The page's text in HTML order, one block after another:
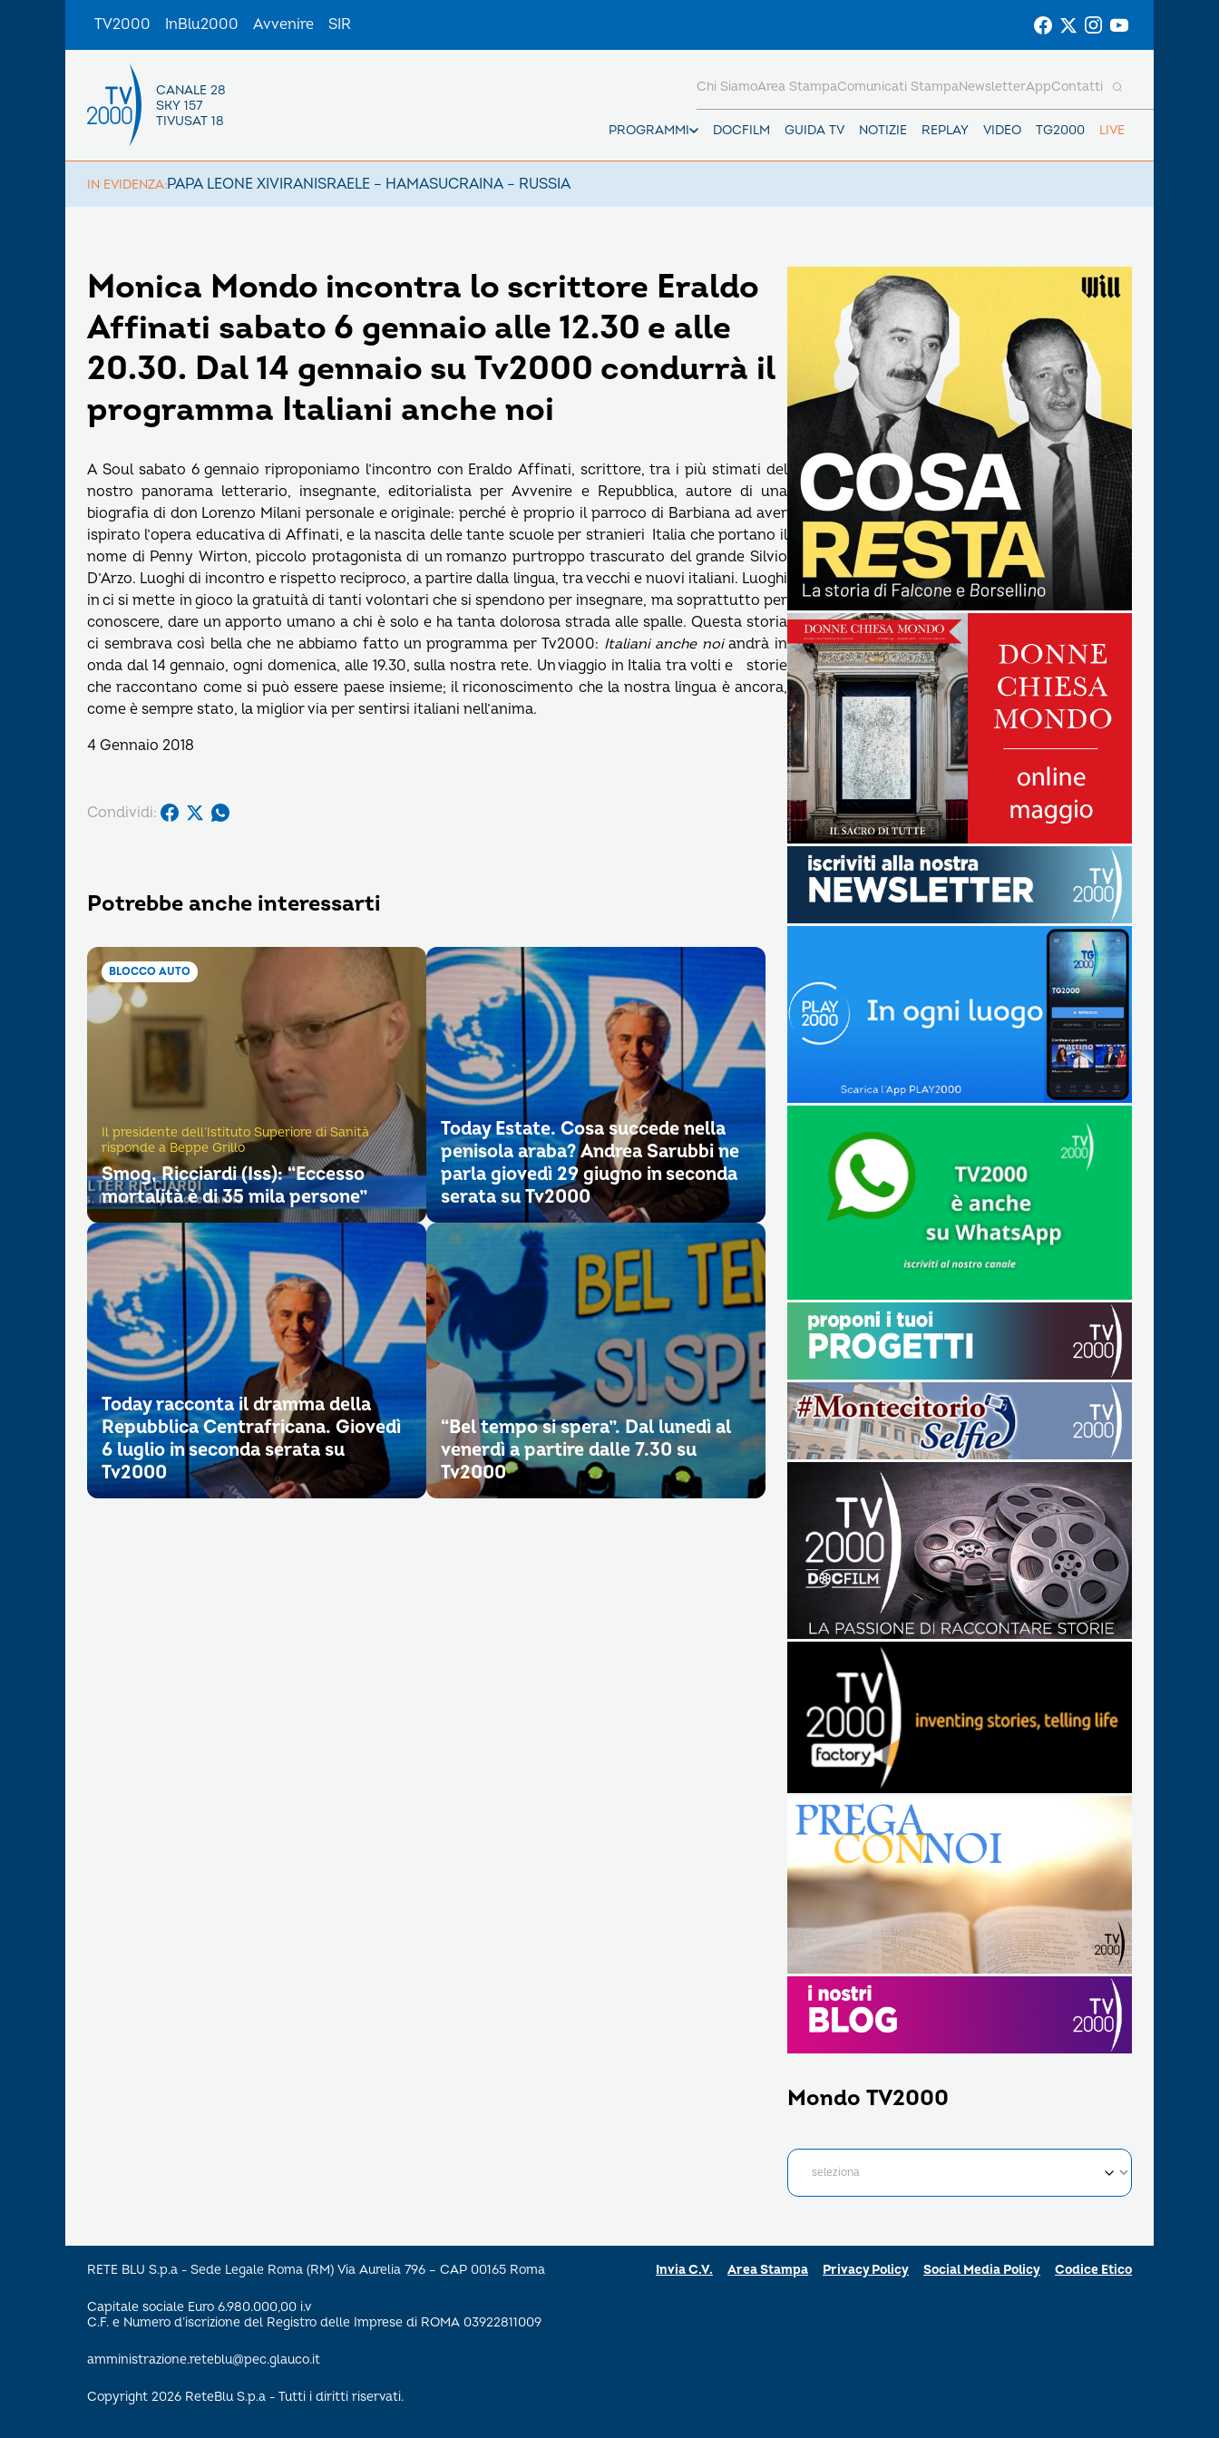
TV2000 InBlu2000 Avvenire SIR
CANALE 28
SKY 157
TIVUSAT 18
PROGRAMMI DOCFILM GUIDA TV NOTIZIE REPLAY VIDEO TG2000 LIVE
Chi SiamoArea StampaComunicati StampaNewsletterAppContatti
IN EVIDENZA:PAPA LEONE XIVIRANISRAELE – HAMASUCRAINA – RUSSIA
Monica Mondo incontra lo scrittore Eraldo
Affinati sabato 6 gennaio alle 12.30 e alle
20.30. Dal 14 gennaio su Tv2000 condurrà il
programma Italiani anche noi
A Soul sabato 6 gennaio riproponiamo l’incontro con Eraldo Affinati, scrittore, tra i più stimati del
nostro panorama letterario, insegnante, editorialista per Avvenire e Repubblica, autore di una
biografia di don Lorenzo Milani personale e originale: perché è proprio il parroco di Barbiana ad aver
ispirato l’opera educativa di Affinati, e la nascita delle tante scuole per stranieri Italia che portano il
nome di Penny Wirton, piccolo protagonista di un romanzo purtroppo trascurato del grande Silvio
D’Arzo. Luoghi di incontro e rispetto reciproco, a partire dalla lingua, tra vecchi e nuovi italiani. Luoghi
in ci si mette in gioco la gratuità di tanti volontari che si spendono per insegnare, ma soprattutto per
conoscere, dare un apporto umano a chi è solo e ha tanta dolorosa strada alle spalle. Questa storia
ci sembrava così bella che ne abbiamo fatto un programma per Tv2000: Italiani anche noiandrà in
onda dal 14 gennaio, ogni domenica, alle 19.30, sulla nostra rete. Un viaggio in Italia tra volti e storie
che raccontano come si può essere paese insieme; il riconoscimento che la nostra lingua è ancora,
come è sempre stato, la miglior via per sentirsi italiani nell’anima.
4 Gennaio 2018
Condividi:
Potrebbe anche interessarti
BLOCCO AUTO
Il presidente dell’Istituto Superiore di Sanità
risponde a Beppe Grillo
Smog, Ricciardi (Iss): “Eccesso
mortalità è di 35 mila persone”
Today Estate. Cosa succede nella
penisola araba? Andrea Sarubbi ne
parla giovedì 29 giugno in seconda
serata su Tv2000
Today racconta il dramma della
Repubblica Centrafricana. Giovedì
6 luglio in seconda serata su
Tv2000
“Bel tempo si spera”. Dal lunedì al
venerdì a partire dalle 7.30 su
Tv2000
Mondo TV2000
RETE BLU S.p.a - Sede Legale Roma (RM) Via Aurelia 796 – CAP 00165 Roma
Capitale sociale Euro 6.980.000,00 i.v
C.F. e Numero d’iscrizione del Registro delle Imprese di ROMA 03922811009
amministrazione.reteblu@pec.glauco.it
Copyright 2026 ReteBlu S.p.a - Tutti i diritti riservati.
Invia C.V. Area Stampa Privacy Policy Social Media Policy Codice Etico